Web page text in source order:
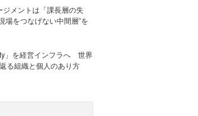
メントは「課長層の失
をつなげない中間層”を
」を経営インフラへ 世界
る組織と個人のあり方